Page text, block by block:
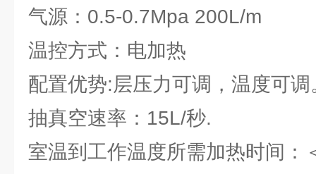
气源：0.5-0.7Mpa 200L/m
温控方式：电加热
配置优势:层压力可调，温度可调
抽真空速率：15L/秒.
室温到工作温度所需加热时间：